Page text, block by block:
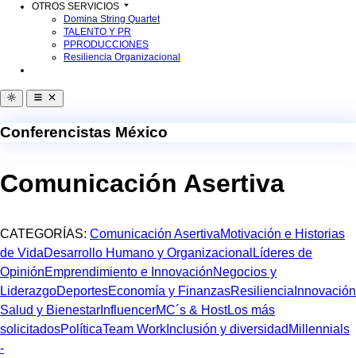
OTROS SERVICIOS
Domina String Quartet
TALENTO Y PR
PPRODUCCIONES
Resiliencia Organizacional
Conferencistas México
Comunicación Asertiva
CATEGORÍAS: Comunicación AsertivaMotivación e Historias
de VidaDesarrollo Humano y Organizacional Líderes de
OpiniónEmprendimiento e InnovaciónNegocios y
LiderazgoDeportesEconomía y FinanzasResiliencia Innovación
Salud y Bienestar InfluencerMC´s & HostLos más
solicitadosPolíticaTeam Work Inclusión y diversidad Millennials
-